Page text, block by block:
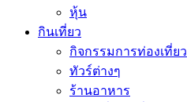
หุ้น
กินเที่ยว
กิจกรรมการท่องเที่ยว
ทัวร์ต่างๆ
ร้านอาหาร